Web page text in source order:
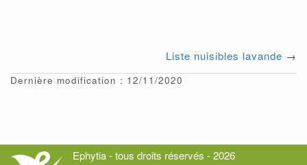
Liste nuisibles lavande →
Dernière modification : 12/11/2020
Ephytia - tous droits réservés - 2026